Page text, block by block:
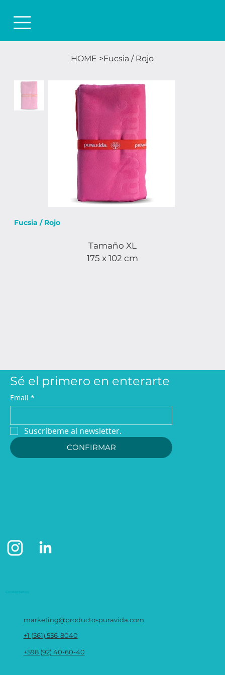
HOME >Fucsia / Rojo
Fucsia / Rojo
Tamaño XL
175 x 102 cm
Contáctanos
marketing@productospuravida.com
+1 (561) 556-8040
+598 (92) 40-60-40
Sé el primero en enterarte
Email *
Suscríbeme al newsletter.
CONFIRMAR